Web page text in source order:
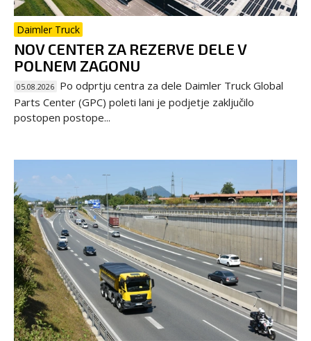
Daimler Truck
NOV CENTER ZA REZERVE DELE V
POLNEM ZAGONU
05.08.2026 Po odprtju centra za dele Daimler Truck Global
Parts Center (GPC) poleti lani je podjetje zaključilo
postopen postope...